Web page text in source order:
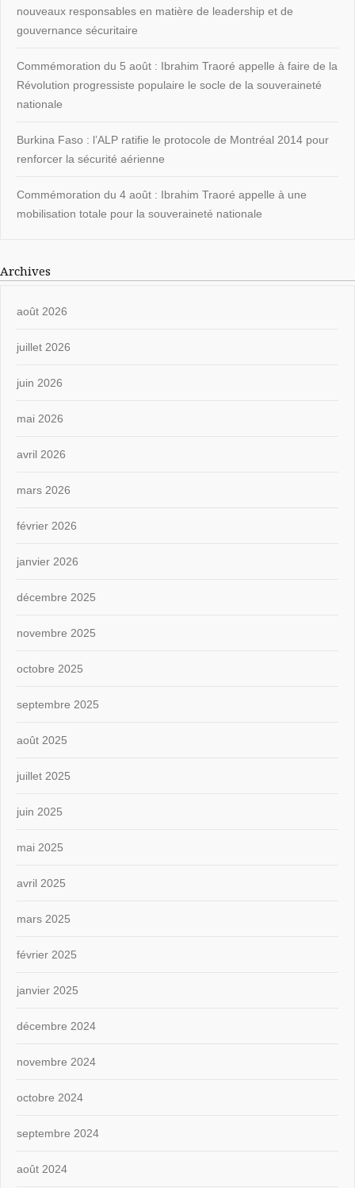
nouveaux responsables en matière de leadership et de
gouvernance sécuritaire
Commémoration du 5 août : Ibrahim Traoré appelle à faire de la
Révolution progressiste populaire le socle de la souveraineté
nationale
Burkina Faso : l’ALP ratifie le protocole de Montréal 2014 pour
renforcer la sécurité aérienne
Commémoration du 4 août : Ibrahim Traoré appelle à une
mobilisation totale pour la souveraineté nationale
Archives
août 2026
juillet 2026
juin 2026
mai 2026
avril 2026
mars 2026
février 2026
janvier 2026
décembre 2025
novembre 2025
octobre 2025
septembre 2025
août 2025
juillet 2025
juin 2025
mai 2025
avril 2025
mars 2025
février 2025
janvier 2025
décembre 2024
novembre 2024
octobre 2024
septembre 2024
août 2024